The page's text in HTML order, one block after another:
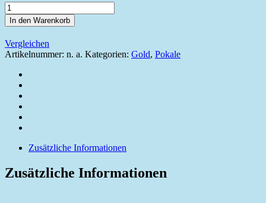
Pokal
5879
Menge
In den Warenkorb
Vergleichen
Artikelnummer: n. a. Kategorien: Gold, Pokale
Zusätzliche Informationen
Zusätzliche Informationen